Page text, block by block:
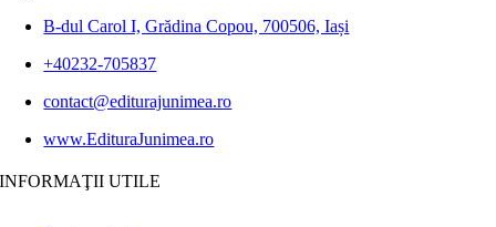
B-dul Carol I, Grădina Copou, 700506, Iași
+40232-705837
contact@editurajunimea.ro
www.EdituraJunimea.ro
INFORMAŢII UTILE